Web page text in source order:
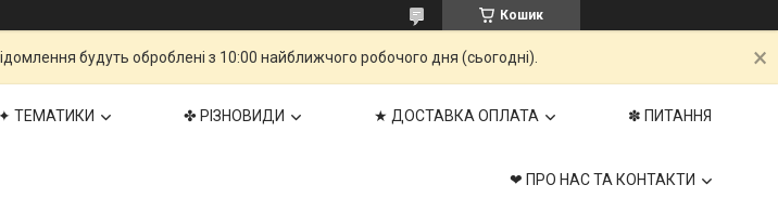
Кошик
будуть оброблені з 10:00 найближчого робочого дня (сьогодні).
✦ ТЕМАТИКИ ✤ РІЗНОВИДИ ★ ДОСТАВКА ОПЛАТА ✽ ПИТАННЯ
❤ ПРО НАС ТА КОНТАКТИ